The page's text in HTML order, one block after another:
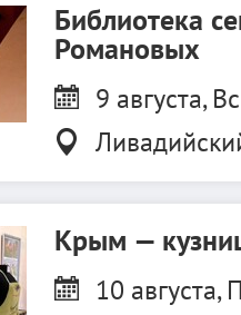
Библиотека
Романовых
9 августа,
Крым —
10 августа,